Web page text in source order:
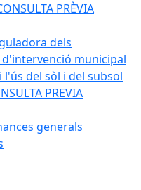
PRÈVIA
dels
municipal
l'ús del sòl i del subsol
PREVIA
generals